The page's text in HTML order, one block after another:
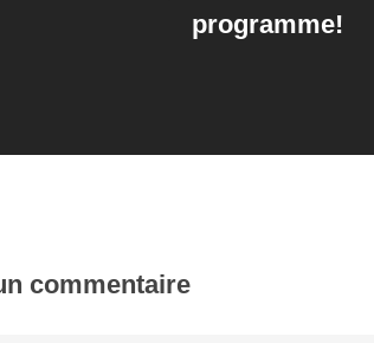
programme!
commentaire